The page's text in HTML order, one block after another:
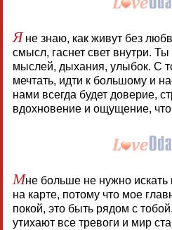
Яне знаю, как живут без
смысл, гаснет свет внутри.
мыслей, дыхания, улыбок. С
мечтать, идти к большому и
нами всегда будет доверие,
вдохновение и ощущение,
Мне больше не нужно искать
на карте, потому что мое
покой, это быть рядом с
утихают все тревоги и мир